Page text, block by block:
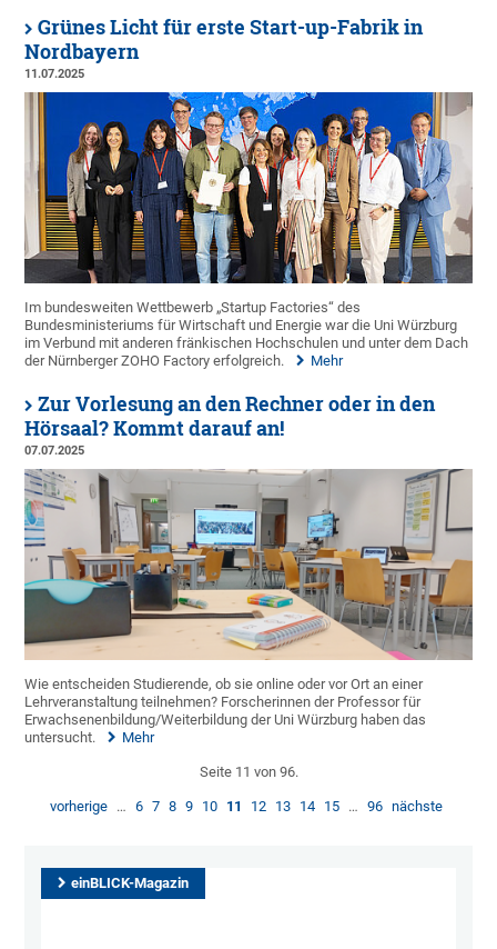
Grünes Licht für erste Start-up-Fabrik in
Nordbayern
11.07.2025
Im bundesweiten Wettbewerb „Startup Factories“ des
Bundesministeriums für Wirtschaft und Energie war die Uni Würzburg
im Verbund mit anderen fränkischen Hochschulen und unter dem Dach
der Nürnberger ZOHO Factory erfolgreich.
Mehr
Zur Vorlesung an den Rechner oder in den
Hörsaal? Kommt darauf an!
07.07.2025
Wie entscheiden Studierende, ob sie online oder vor Ort an einer
Lehrveranstaltung teilnehmen? Forscherinnen der Professor für
Erwachsenenbildung/Weiterbildung der Uni Würzburg haben das
untersucht.
Mehr
Seite 11 von 96.
vorherige … 6 7 8 9 10 11 12 13 14 15 … 96 nächste
einBLICK-Magazin